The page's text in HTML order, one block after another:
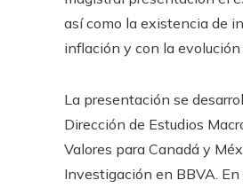
así como la existencia de
inflación y con la
La presentación se
Dirección de Estudios
Valores para Canadá y
Investigación en BBVA.